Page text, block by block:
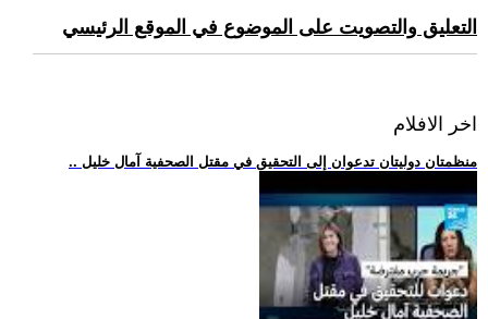
التعليق والتصويت على الموضوع في الموقع الرئيسي
اخر الافلام
.. منظمتان دوليتان تدعوان إلى التحقيق في مقتل الصحفية آمال خليل